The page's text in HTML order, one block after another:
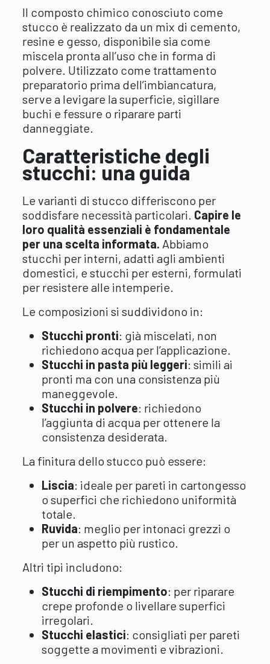
Il composto chimico conosciuto come
stucco è realizzato da un mix di cemento,
resine e gesso, disponibile sia come
miscela pronta all’uso che in forma di
polvere. Utilizzato come trattamento
preparatorio prima dell’imbiancatura,
serve a levigare la superficie, sigillare
buchi e fessure o riparare parti
danneggiate.
Caratteristiche degli
stucchi: una guida
Le varianti di stucco differiscono per
soddisfare necessità particolari. Capire le
loro qualità essenziali è fondamentale
per una scelta informata. Abbiamo
stucchi per interni, adatti agli ambienti
domestici, e stucchi per esterni, formulati
per resistere alle intemperie.
Le composizioni si suddividono in:
Stucchi pronti: già miscelati, non
richiedono acqua per l’applicazione.
Stucchi in pasta più leggeri: simili ai
pronti ma con una consistenza più
maneggevole.
Stucchi in polvere: richiedono
l’aggiunta di acqua per ottenere la
consistenza desiderata.
La finitura dello stucco può essere:
Liscia: ideale per pareti in cartongesso
o superfici che richiedono uniformità
totale.
Ruvida: meglio per intonaci grezzi o
per un aspetto più rustico.
Altri tipi includono:
Stucchi di riempimento: per riparare
crepe profonde o livellare superfici
irregolari.
Stucchi elastici: consigliati per pareti
soggette a movimenti e vibrazioni.